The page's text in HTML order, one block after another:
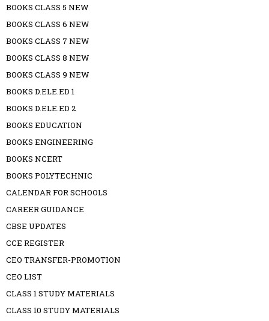
BOOKS CLASS 5 NEW
BOOKS CLASS 6 NEW
BOOKS CLASS 7 NEW
BOOKS CLASS 8 NEW
BOOKS CLASS 9 NEW
BOOKS D.ELE.ED 1
BOOKS D.ELE.ED 2
BOOKS EDUCATION
BOOKS ENGINEERING
BOOKS NCERT
BOOKS POLYTECHNIC
CALENDAR FOR SCHOOLS
CAREER GUIDANCE
CBSE UPDATES
CCE REGISTER
CEO TRANSFER-PROMOTION
CEO LIST
CLASS 1 STUDY MATERIALS
CLASS 10 STUDY MATERIALS